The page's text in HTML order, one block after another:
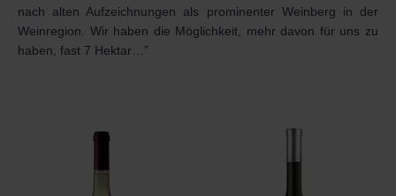
nach alten Aufzeichnungen als prominenter Weinberg in der
Weinregion. Wir haben die Möglichkeit, mehr davon für uns zu
haben, fast 7 Hektar…”